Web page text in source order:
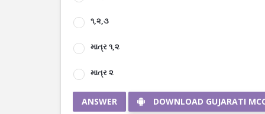
૧,૨,૩
માત્ર ૧,૨
માત્ર ૨
ANSWER DOWNLOAD GUJARATI